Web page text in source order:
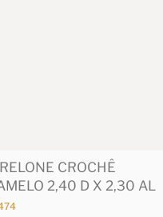
CROCHÊ
2,40 D X 2,30 AL